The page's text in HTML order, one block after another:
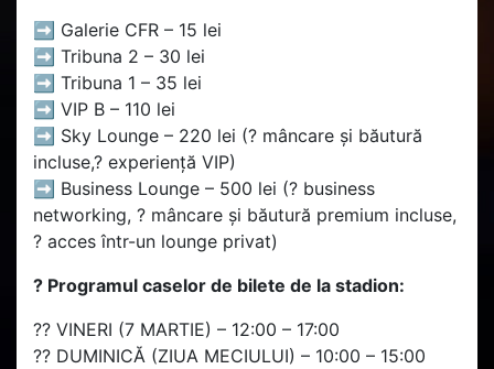
➡️ Galerie CFR – 15 lei
➡️ Tribuna 2 – 30 lei
➡️ Tribuna 1 – 35 lei
➡️ VIP B – 110 lei
➡️ Sky Lounge – 220 lei (?️ mâncare și băutură
incluse,? experiență VIP)
➡️ Business Lounge – 500 lei (? business
networking, ?️ mâncare și băutură premium incluse,
?️ acces într-un lounge privat)
? Programul caselor de bilete de la stadion:
?? VINERI (7 MARTIE) – 12:00 – 17:00
?? DUMINICĂ (ZIUA MECIULUI) – 10:00 – 15:00